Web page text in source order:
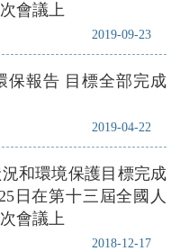
2019-09-23
會議上
2019-04-22
保報告 目標全部完成
2018-12-17
和環境保護目標完成
日在第十三屆全國人
會議上